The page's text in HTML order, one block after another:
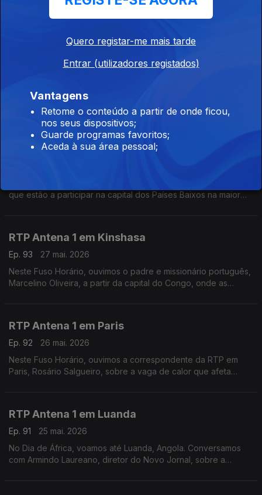
Eduarda Maio conversa com Miguel Borges, engenheiro civil a
viver na Roménia, sobre o ambiente vivido no país após o
RTP Antena 1 em Budapeste
Eduarda Maio conversa com Tiago Hipólito, português que
trabalha na Hungria, sobre a final da Liga dos Campeões que
vai decorrer em Budapeste e ainda sobre a visita do novo
primeiro ministro húngaro a Bruxelas.
RTP Antena 1 em Amesterdão
que estão a participar na capital dos Países Baixos na maior
RTP Antena 1 em Kinshasa
Ep. 93
27 mai. 2026
Neste Fuso Horário, ouvimos o padre e missionário português,
Marcelino Oliveira, a partir da capital do Congo, onde as
RTP Antena 1 em Paris
Ep. 92
26 mai. 2026
Neste Fuso Horário, ouvimos a correspondente da RTP em
Paris, Rosário Salgueiro, sobre a vaga de calor que afeta
RTP Antena 1 em Luanda
Ep. 91
25 mai. 2026
No Dia de África, voamos até Luanda, Angola. Conversamos
com Armindo Laureano, diretor do Novo Jornal, sobre a
Quero registar-me mais tarde
Entrar (utilizadores registados)
Vantagens
Retome o conteúdo a partir de onde ficou,
nos seus dispositivos;
Guarde programas favoritos;
Aceda à sua área pessoal;